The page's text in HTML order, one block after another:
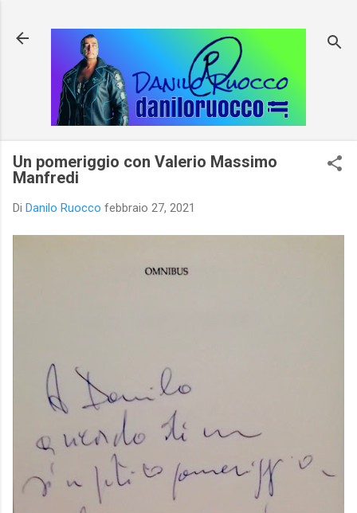
Un pomeriggio con Valerio Massimo
Manfredi
Di Danilo Ruocco febbraio 27, 2021